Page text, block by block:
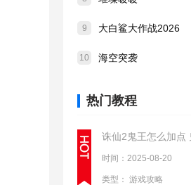
9 大白鲨大作战2026
10 海空突袭
热门教程
时间：2025-08-20
类型： 游戏攻略